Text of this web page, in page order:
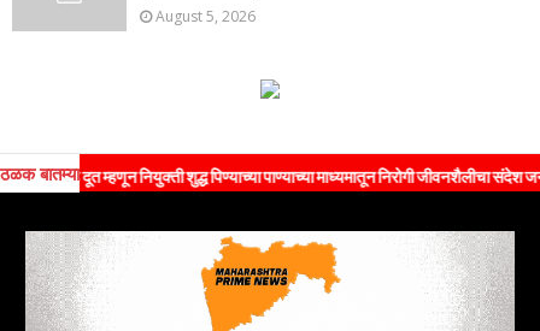
August 5, 2026
ठळक बातम्या
दूत म्हणून नियुक्ती शुद्ध पिण्याच्या पाण्याच्या माध्यमातून निरोगी जीवनशैलीचा संदेश जनतेपर्यंत